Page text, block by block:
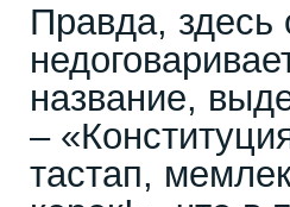
Правда, здесь
название,
–
тастап,